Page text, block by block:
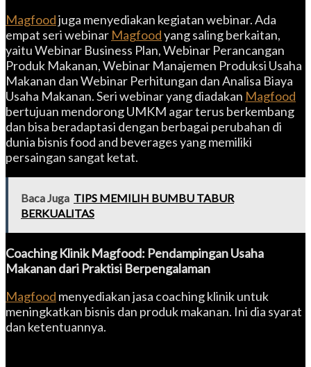
Magfoodjuga menyediakan kegiatan webinar. Ada
empat seri webinar Magfoodyang saling berkaitan,
yaitu Webinar Business Plan, Webinar Perancangan
Produk Makanan, Webinar Manajemen Produksi Usaha
Makanan dan Webinar Perhitungan dan Analisa Biaya
Usaha Makanan. Seri webinar yang diadakan Magfood
bertujuan mendorong UMKM agar terus berkembang
dan bisa beradaptasi dengan berbagai perubahan di
dunia bisnis food and beverages yang memiliki
persaingan sangat ketat.
Baca Juga TIPS MEMILIH BUMBU TABUR
BERKUALITAS
Coaching Klinik Magfood: Pendampingan Usaha
Makanan dari Praktisi Berpengalaman
Magfood menyediakan jasa coaching klinik untuk
meningkatkan bisnis dan produk makanan. Ini dia syarat
dan ketentuannya.